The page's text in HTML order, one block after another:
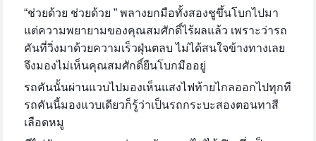
“ช่วยด้วย ช่วยด้วย ” พลางยกมือทั้งสองชูขึ้นโบกไปมา
แต่ความพยายามของคุณสมศักดิ์ไร้ผลแล้ว เพราะว่ารถ
คันที่วิ่งมาด้วยความเร็วฝุ่นตลบ ไม่ได้สนใจข้างทางเลย
จึงมองไม่เห็นคุณสมศักดิ์ยืนโบกมืออยู่
รถคันนั้นผ่านแวบไปมองเห็นแสงไฟท้ายไกลออกไปทุกที
รถคันนี้มองแวบเดียวก็รู้ว่าเป็นรถกระบะสองตอนทาสี
เลือดหมู